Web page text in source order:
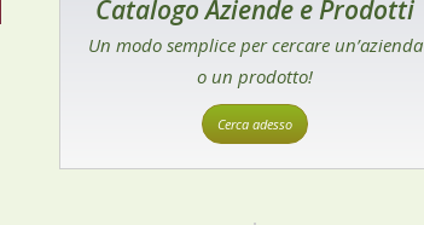
Catalogo Aziende e Prodotti
Un modo semplice per cercare un’azienda
o un prodotto!
Cerca adesso